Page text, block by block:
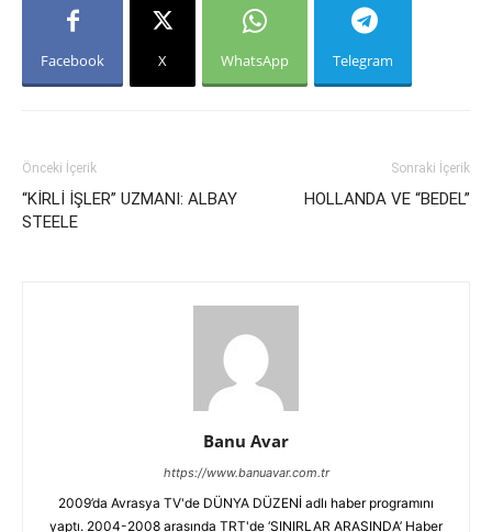
Facebook X WhatsApp Telegram
Önceki İçerik
“KİRLİ İŞLER” UZMANI: ALBAY
STEELE
Sonraki İçerik
HOLLANDA VE “BEDEL”
Banu Avar
https://www.banuavar.com.tr
2009’da Avrasya TV'de DÜNYA DÜZENİ adlı haber programını
yaptı. 2004-2008 arasında TRT'de ‘SINIRLAR ARASINDA’ Haber